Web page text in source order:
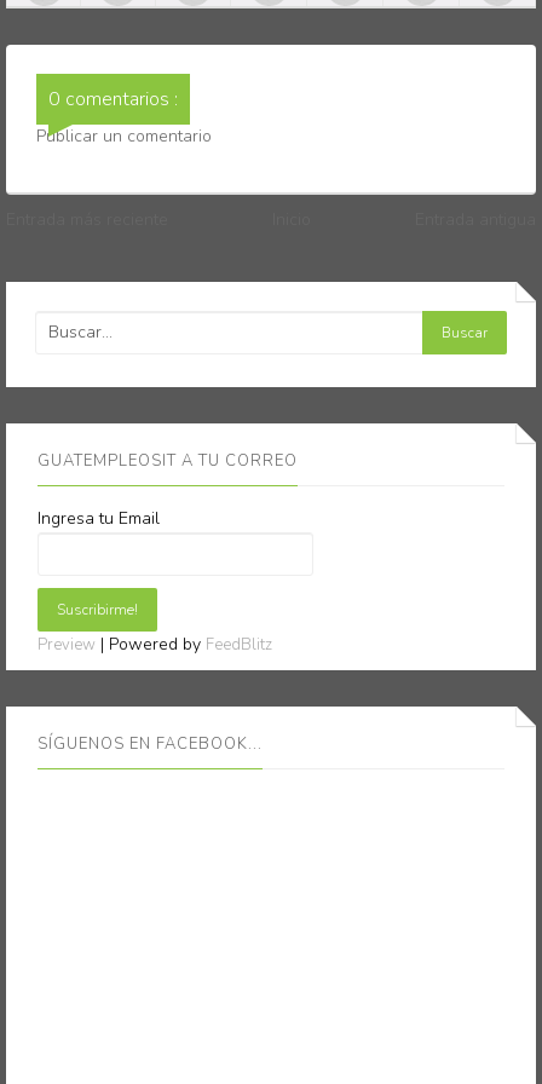
0 comentarios :
Publicar un comentario
GUATEMPLEOSIT A TU CORREO
Ingresa tu Email
Preview | Powered by FeedBlitz
SÍGUENOS EN FACEBOOK...